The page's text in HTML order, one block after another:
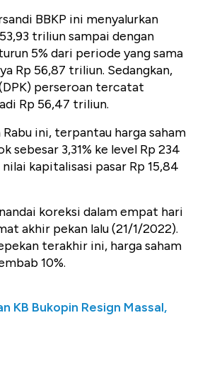
BBKP ini menyalurkan
triliun sampai dengan
5% dari periode yang sama
Rp 56,87 triliun. Sedangkan,
perseroan tercatat
Rp 56,47 triliun.
Rabu ini, terpantau harga saham
sebesar 3,31% ke level Rp 234
kapitalisasi pasar Rp 15,84
koreksi dalam empat hari
akhir pekan lalu (21/1/2022).
terakhir ini, harga saham
10%.
KB Bukopin Resign Massal,